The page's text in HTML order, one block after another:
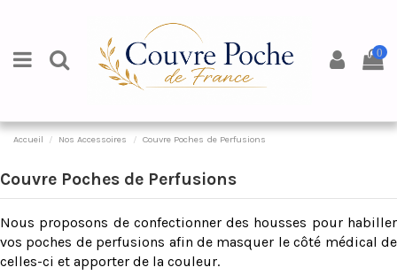
0
Accueil Nos Accessoires Couvre Poches de Perfusions
Couvre Poches de Perfusions
Nous proposons de confectionner des housses pour habiller
vos poches de perfusions afin de masquer le côté médical de
celles-ci et apporter de la couleur.